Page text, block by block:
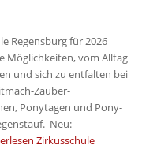
Regensburg für 2026
Möglichkeiten, vom Alltag
und sich zu entfalten bei
Zauber-
Ponytagen und Pony-
Neu:
Zirkusschule